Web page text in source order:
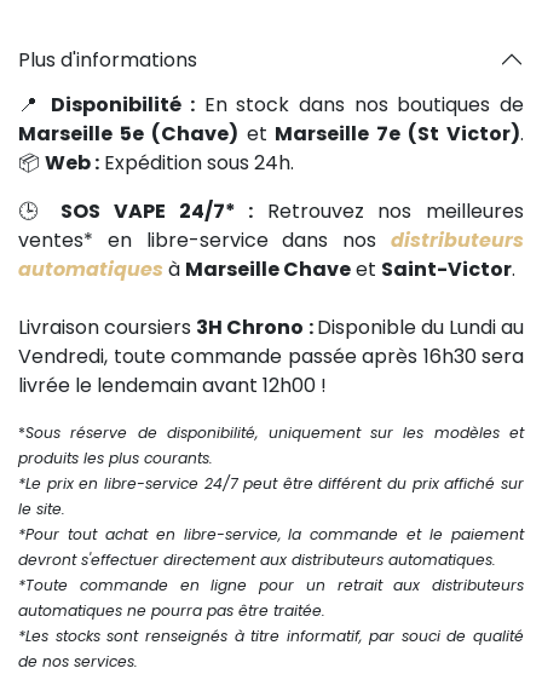
Plus d'informations
📍 Disponibilité : En stock dans nos boutiques de
Marseille 5e (Chave) et Marseille 7e (St Victor).
📦 Web : Expédition sous 24h.
🕒 SOS VAPE 24/7* : Retrouvez nos meilleures
ventes* en libre-service dans nos distributeurs
automatiques à Marseille Chaveet Saint-Victor.
Livraison coursiers 3H Chrono :Disponible du Lundi au
Vendredi, toute commande passée après 16h30 sera
livrée le lendemain avant 12h00 !
*Sous réserve de disponibilité, uniquement sur les modèles et
produits les plus courants.
*Le prix en libre-service 24/7 peut être différent du prix affiché sur
le site.
*Pour tout achat en libre-service, la commande et le paiement
devront s'effectuer directement aux distributeurs automatiques.
*Toute commande en ligne pour un retrait aux distributeurs
automatiques ne pourra pas être traitée.
*Les stocks sont renseignés à titre informatif, par souci de qualité
de nos services.